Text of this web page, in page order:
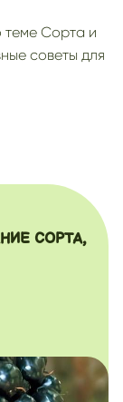
теме Сорта и
советы для
СОРТА,